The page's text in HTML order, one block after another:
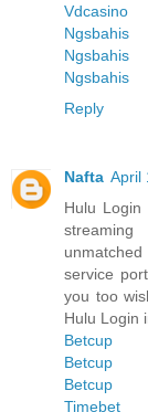
Vdcasino
Ngsbahis
Ngsbahis
Ngsbahis
Reply
Nafta April
Hulu Login
service
you too
Hulu Login
Betcup
Betcup
Betcup
Timebet